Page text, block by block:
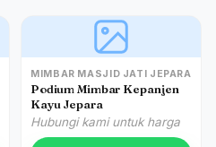
MIMBAR MASJID JATI JEPARA
Podium Mimbar Kepanjen
Kayu Jepara
Hubungi kami untuk harga